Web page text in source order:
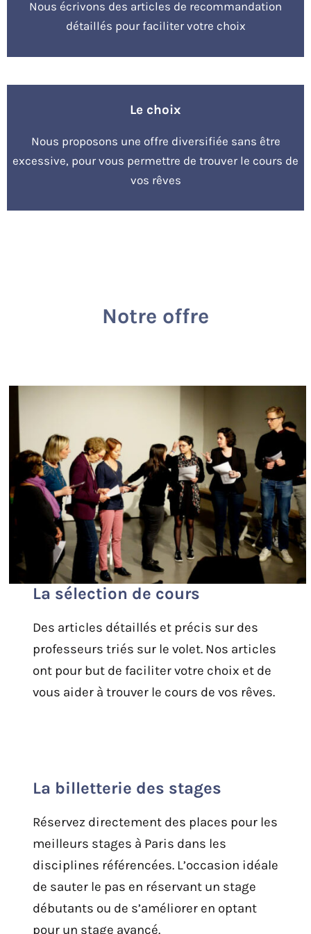
Nous écrivons des articles de recommandation
détaillés pour faciliter votre choix
Le choix
Nous proposons une offre diversifiée sans être
excessive, pour vous permettre de trouver le cours de
vos rêves
Notre offre
La sélection de cours
Des articles détaillés et précis sur des
professeurs triés sur le volet. Nos articles
ont pour but de faciliter votre choix et de
vous aider à trouver le cours de vos rêves.
La billetterie des stages
Réservez directement des places pour les
meilleurs stages à Paris dans les
disciplines référencées. L’occasion idéale
de sauter le pas en réservant un stage
débutants ou de s’améliorer en optant
pour un stage avancé.